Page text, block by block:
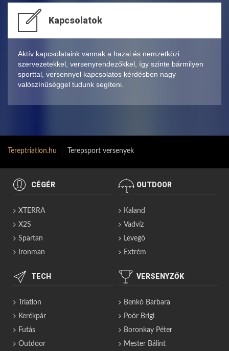
Kapcsolatok
Aktív kapcsolataink vannak a hazai és nemzetközi
szervezetekkel, versenyrendezőkkel, így szinte bármilyen
sporttal, versennyel kapcsolatos kérdésben nagy
valószínűséggel tudunk segíteni.
Tereptriatlon.hu Terepsport versenyek
CÉGÉR
XTERRA
X2S
Spartan
Ironman
OUTDOOR
Kaland
Vadvíz
Levegő
Extrém
TECH
Triatlon
Kerékpár
Futás
Outdoor
VERSENYZŐK
Benkó Barbara
Poór Brigi
Boronkay Péter
Mester Bálint